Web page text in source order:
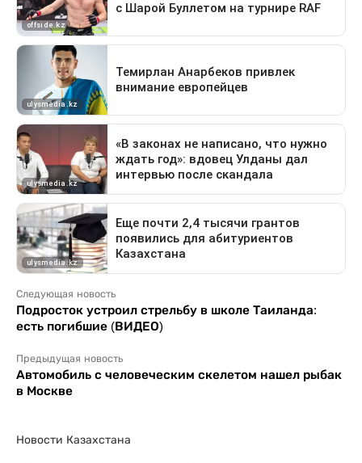
Следующая новость
Подросток устроил стрельбу в школе Таиланда:
есть погибшие (ВИДЕО)
Предыдущая новость
Автомобиль с человеческим скелетом нашел рыбак
в Москве
Новости Казахстана